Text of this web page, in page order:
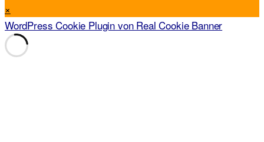
×
WordPress Cookie Plugin von Real Cookie Banner